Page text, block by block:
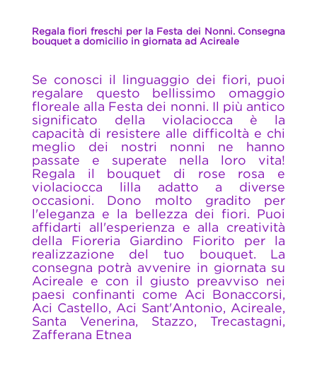
Regala fiori freschi per la Festa dei Nonni. Consegna
bouquet a domicilio in giornata ad Acireale
Se conosci il linguaggio dei fiori, puoi
regalare questo bellissimo omaggio
floreale alla Festa dei nonni. Il più antico
significato della violaciocca è la
capacità di resistere alle difficoltà e chi
meglio dei nostri nonni ne hanno
passate e superate nella loro vita!
Regala il bouquet di rose rosa e
violaciocca lilla adatto a diverse
occasioni. Dono molto gradito per
l'eleganza e la bellezza dei fiori. Puoi
affidarti all'esperienza e alla creatività
della Fioreria Giardino Fiorito per la
realizzazione del tuo bouquet. La
consegna potrà avvenire in giornata su
Acireale e con il giusto preavviso nei
paesi confinanti come Aci Bonaccorsi,
Aci Castello, Aci Sant'Antonio, Acireale,
Santa Venerina, Stazzo, Trecastagni,
Zafferana Etnea